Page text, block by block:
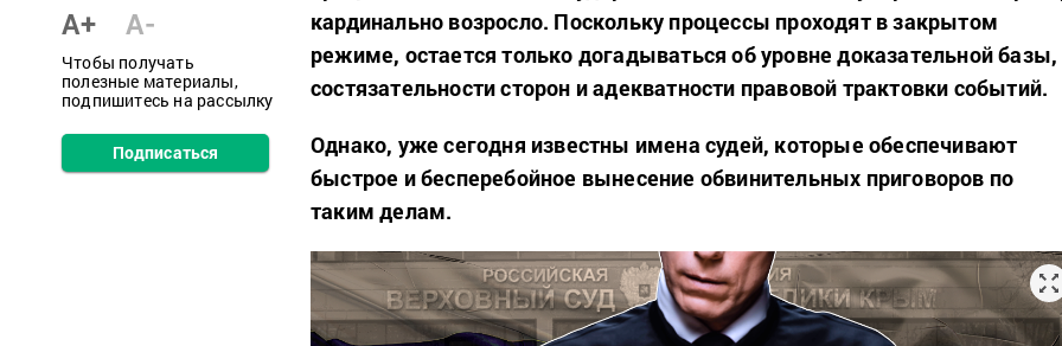
A+ A-
Чтобы получать
полезные материалы,
подпишитесь на рассылку
Подписаться
кардинально возросло. Поскольку процессы проходят в закрытом
режиме, остается только догадываться об уровне доказательной базы,
состязательности сторон и адекватности правовой трактовки событий.
Однако, уже сегодня известны имена судей, которые обеспечивают
быстрое и бесперебойное вынесение обвинительных приговоров по
таким делам.